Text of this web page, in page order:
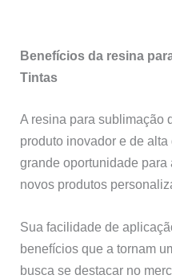
Benefícios da resina
Tintas
A resina para sublimação
produto inovador e de
grande oportunidade
novos produtos
Sua facilidade de
benefícios que a tornam
busca se destacar no